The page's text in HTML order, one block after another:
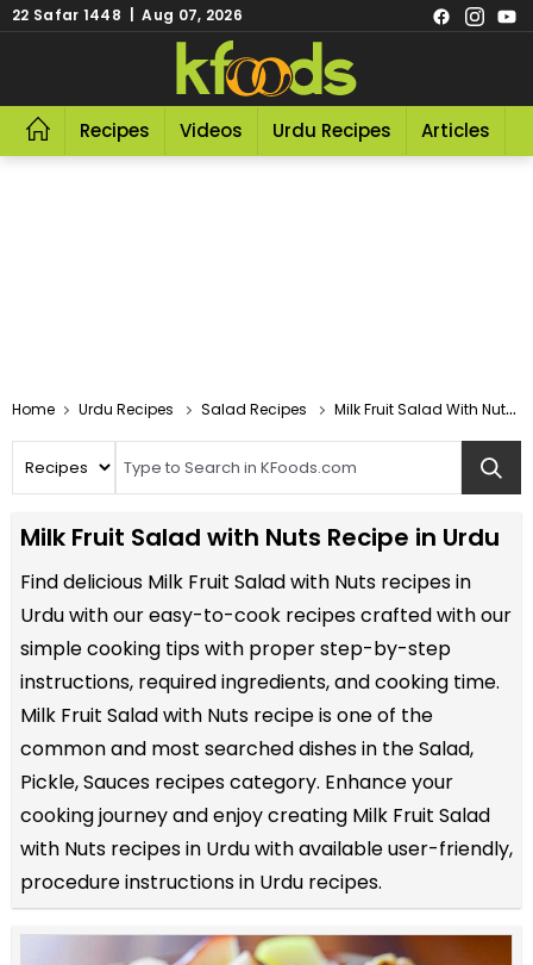
22 Safar 1448 | Aug 07, 2026
Recipes Videos Urdu Recipes Articles
Home Urdu Recipes Salad Recipes Milk Fruit Salad With Nuts Recipe In Urdu
Milk Fruit Salad with Nuts Recipe in Urdu
Find delicious Milk Fruit Salad with Nuts recipes in
Urdu with our easy-to-cook recipes crafted with our
simple cooking tips with proper step-by-step
instructions, required ingredients, and cooking time.
Milk Fruit Salad with Nuts recipe is one of the
common and most searched dishes in the Salad,
Pickle, Sauces recipes category. Enhance your
cooking journey and enjoy creating Milk Fruit Salad
with Nuts recipes in Urdu with available user-friendly,
procedure instructions in Urdu recipes.